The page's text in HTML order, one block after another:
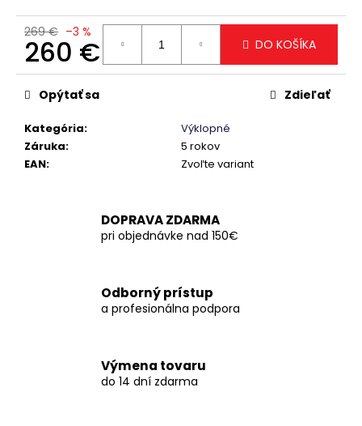
269 € –3 %
260 €
Jednotková
cena:
DO KOŠÍKA
Kategória:
Výklopné
Záruka:
5 rokov
EAN: Zvoľte variant
Opýtať sa Zdieľať
DOPRAVA ZDARMA
pri objednávke nad 150€
Odborný prístup
a profesionálna podpora
Výmena tovaru
do 14 dní zdarma
a
m